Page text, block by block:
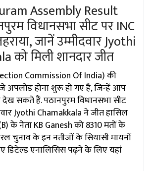
Assembly Result
विधानसभा सीट पर INC
जानें उम्मीदवार Jyothi
को मिली शानदार जीत
Commission Of India) की
अपलोड होना शुरू हो गए हैं, जिन्हें आप
सकते हैं. पठानपुरम विधानसभा सीट
Jyothi Chamakkala ने जीत हासिल
के नेता KB Ganesh को 8310 मतों के
चुनाव के इन नतीजों के सियासी मायनों
एनालिसिस पढ़ने के लिए यहां